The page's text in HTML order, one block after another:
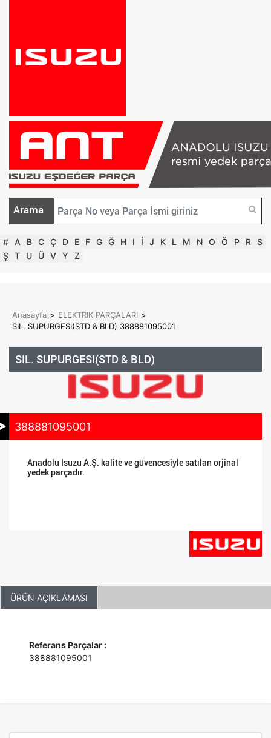
Arama
# A B C Ç D E F G Ğ H I İ J K L M N O Ö P R S
Ş T U Ü V Y Z
Anasayfa > ELEKTRIK PARÇALARI >
SIL. SUPURGESI(STD & BLD) 388881095001
SIL. SUPURGESI(STD & BLD)
388881095001
Anadolu Isuzu A.Ş. kalite ve güvencesiyle satılan orjinal
yedek parçadır.
ÜRÜN AÇIKLAMASI
Referans Parçalar :
388881095001